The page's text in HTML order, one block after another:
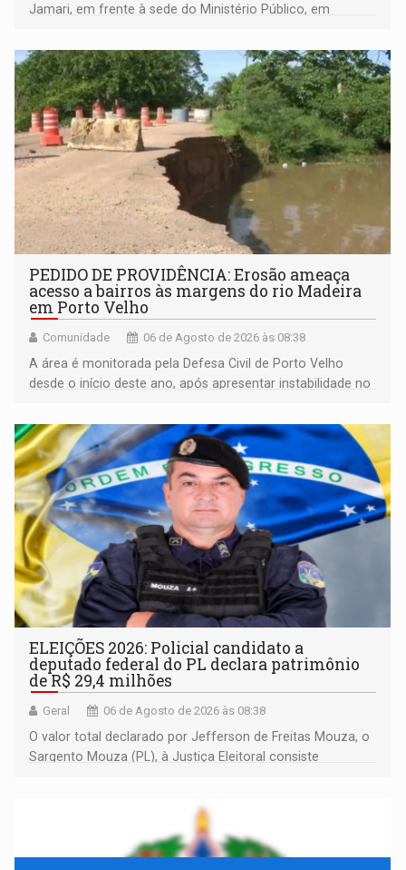
Jamari, em frente à sede do Ministério Público, em
da Penha e o enfrentamento à violência
PEDIDO DE PROVIDÊNCIA: Erosão ameaça
acesso a bairros às margens do rio Madeira
em Porto Velho
Comunidade 06 de Agosto de 2026 às 08:38
A área é monitorada pela Defesa Civil de Porto Velho
desde o início deste ano, após apresentar instabilidade no
ELEIÇÕES 2026: Policial candidato a
deputado federal do PL declara patrimônio
de R$ 29,4 milhões
Geral 06 de Agosto de 2026 às 08:38
O valor total declarado por Jefferson de Freitas Mouza, o
Sargento Mouza (PL), à Justiça Eleitoral consiste